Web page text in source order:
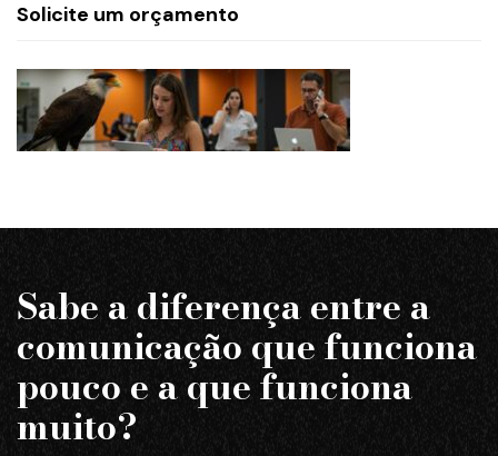
Solicite um orçamento
Sabe a diferença entre a
comunicação que funciona
pouco e a que funciona
muito?